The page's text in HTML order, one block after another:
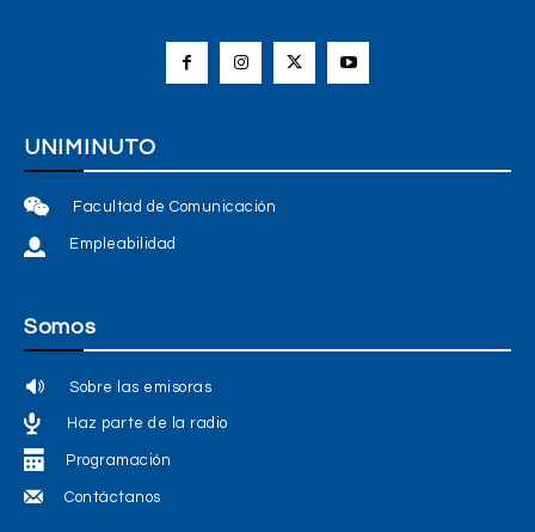
UNIMINUTO
Facultad de Comunicación
Empleabilidad
Somos
Sobre las emisoras
Haz parte de la radio
Programación
Contáctanos